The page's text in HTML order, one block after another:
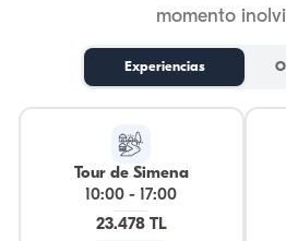
momento
Experiencias
Tour de Simena
10:00 -
17:00
23.478 TL